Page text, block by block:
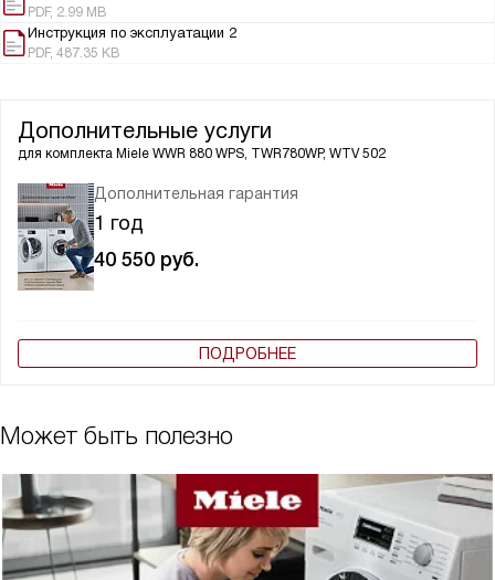
PDF, 2.99 MB
Инструкция по эксплуатации 2
PDF, 487.35 KB
Дополнительные услуги
для комплекта Miele WWR 880 WPS, TWR780WP, WTV 502
Дополнительная гарантия
1 год
40 550 руб.
ПОДРОБНЕЕ
Может быть полезно